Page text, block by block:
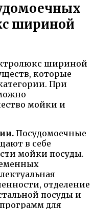
шириной
шириной
которые
При
мойки и
Посудомоечные
в себе
мойки посуды.
отделение
посуды и
для